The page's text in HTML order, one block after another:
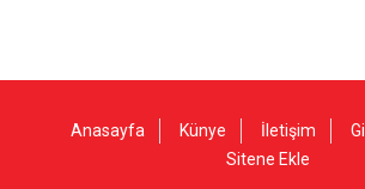
Anasayfa Künye İletişim
Sitene Ekle